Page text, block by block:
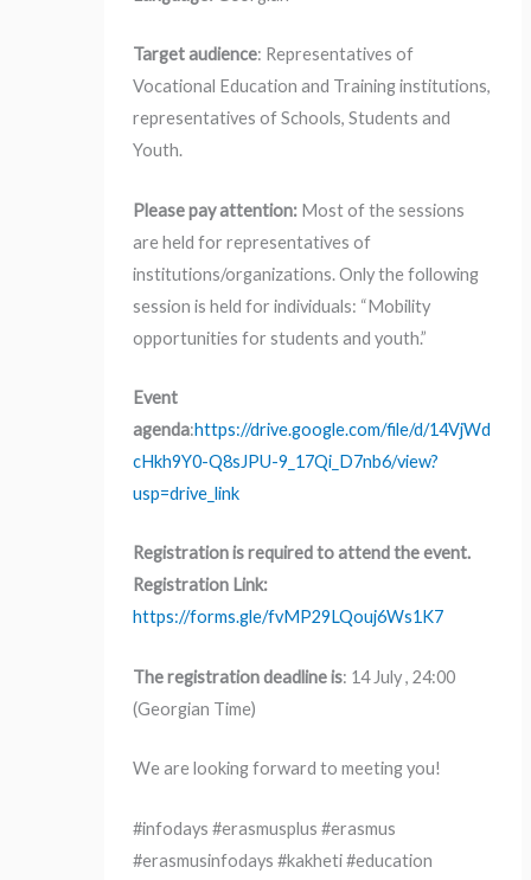
Target audience: Representatives of
Vocational Education and Training institutions,
representatives of Schools, Students and
Youth.
Please pay attention: Most of the sessions
are held for representatives of
institutions/organizations. Only the following
session is held for individuals: “Mobility
opportunities for students and youth.”
Event
agenda:https://drive.google.com/file/d/14VjWd
cHkh9Y0-Q8sJPU-9_17Qi_D7nb6/view?
usp=drive_link
Registration is required to attend the event.
Registration Link:
https://forms.gle/fvMP29LQouj6Ws1K7
The registration deadline is: 14 July , 24:00
(Georgian Time)
We are looking forward to meeting you!
#infodays #erasmusplus #erasmus
#erasmusinfodays #kakheti #education